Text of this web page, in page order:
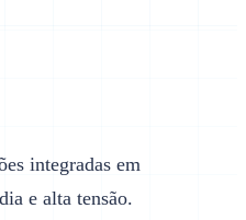
integradas em
e alta tensão.